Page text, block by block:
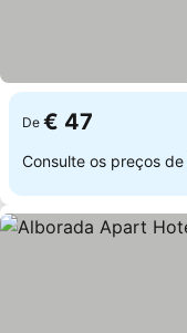
De € 47
Consulte os preços de